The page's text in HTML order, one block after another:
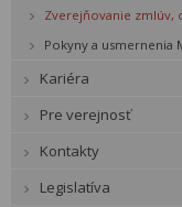
Zverejňovanie zmlúv,
Pokyny a usmernenia
Kariéra
Pre verejnosť
Kontakty
Legislatíva